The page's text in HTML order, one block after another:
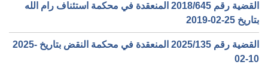
القضية رقم ‎645‏/‎2018‏ المنعقدة في محكمة استئناف رام الله
بتاريخ ‎2019-02-25‏
القضية رقم ‎135‏/‎2025‏ المنعقدة في محكمة النقض بتاريخ ‎2025-
02-10‏